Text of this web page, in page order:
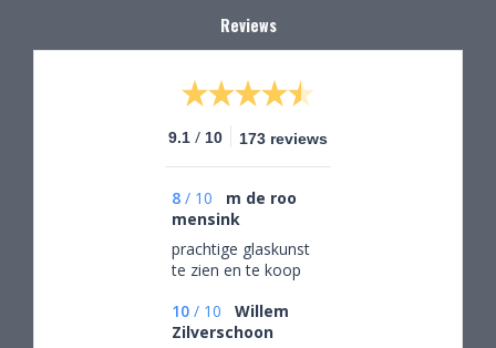
Reviews
9.1 / 10 173 reviews
8 / 10
m de roo
mensink
prachtige glaskunst
te zien en te koop
10 / 10
Willem
Zilverschoon